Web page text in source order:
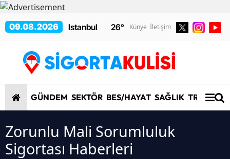
09.08.2026 26° Künye İletişim
GÜNDEM SEKTÖR BES/HAYAT SAĞLIK TRAFİK/
Zorunlu Mali Sorumluluk
Sigortası Haberleri